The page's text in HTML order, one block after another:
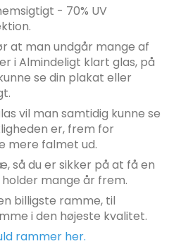
- 70% UV
at man undgår mange af
i Almindeligt klart glas, på
se din plakat eller
vil man samtidig kunne se
er, frem for
mere falmet ud.
så du er sikker på at få en
mange år frem.
billigste ramme, til
i den højeste kvalitet.
rammer her.